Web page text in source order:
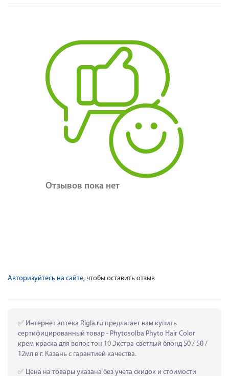
Отзывов пока нет
Авторизуйтесь на сайте, чтобы оставить отзыв
Интернет аптека Rigla.ru предлагает вам купить
сертифицированный товар - Phytosolba Phyto Hair Color
крем-краска для волос тон 10 Экстра-светлый блонд 50 / 50 /
12мл в г. Казань с гарантией качества.
Цена на товары указана без учета скидок и стоимости